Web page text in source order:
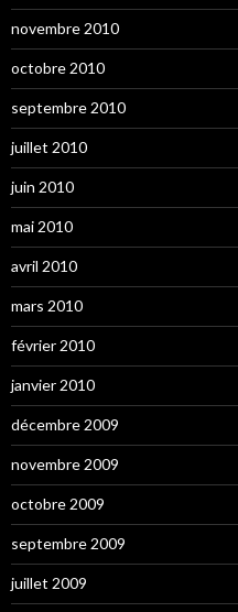
novembre 2010
octobre 2010
septembre 2010
juillet 2010
juin 2010
mai 2010
avril 2010
mars 2010
février 2010
janvier 2010
décembre 2009
novembre 2009
octobre 2009
septembre 2009
juillet 2009